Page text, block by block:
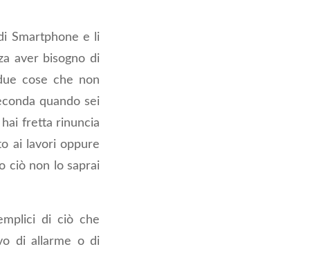
Smartphone e li
aver bisogno di
cose che non
quando sei
fretta rinuncia
ai lavori oppure
ciò non lo saprai
di ciò che
di allarme o di